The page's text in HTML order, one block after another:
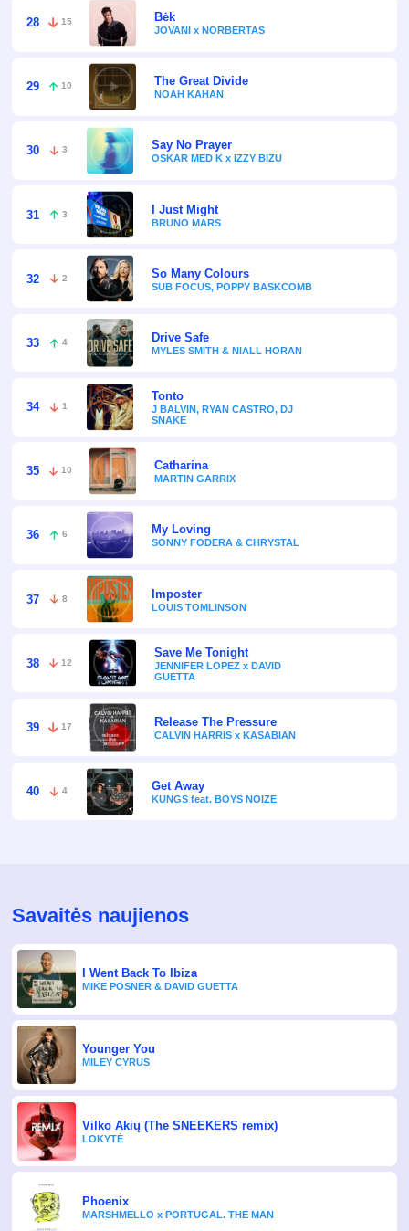
nuo 21:00
Šokių
aikštelėje
Audio
Video
28 15 Bėk
JOVANI x NORBERTAS
29 10 The Great Divide
NOAH KAHAN
30 3 Say No Prayer
OSKAR MED K x IZZY BIZU
31 3 I Just Might
BRUNO MARS
32 2 So Many Colours
SUB FOCUS, POPPY BASKCOMB
33 4 Drive Safe
MYLES SMITH & NIALL HORAN
34 1
Tonto
J BALVIN, RYAN CASTRO, DJ
SNAKE
35 10 Catharina
MARTIN GARRIX
36 6 My Loving
SONNY FODERA & CHRYSTAL
37 8 Imposter
LOUIS TOMLINSON
38 12
Save Me Tonight
JENNIFER LOPEZ x DAVID
GUETTA
39 17 Release The Pressure
CALVIN HARRIS x KASABIAN
40 4 Get Away
KUNGS feat. BOYS NOIZE
Savaitės naujienos
I Went Back To Ibiza
MIKE POSNER & DAVID GUETTA
Younger You
MILEY CYRUS
Vilko Akių (The SNEEKERS remix)
LOKYTĖ
Phoenix
MARSHMELLO x PORTUGAL. THE MAN